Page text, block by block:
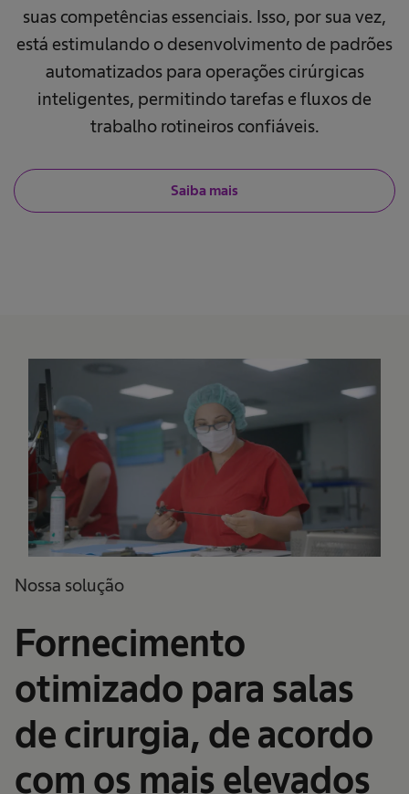
suas competências essenciais. Isso, por sua vez,
está estimulando o desenvolvimento de padrões
automatizados para operações cirúrgicas
inteligentes, permitindo tarefas e fluxos de
trabalho rotineiros confiáveis.
Saiba mais
Nossa solução
Fornecimento
otimizado para salas
de cirurgia, de acordo
com os mais elevados